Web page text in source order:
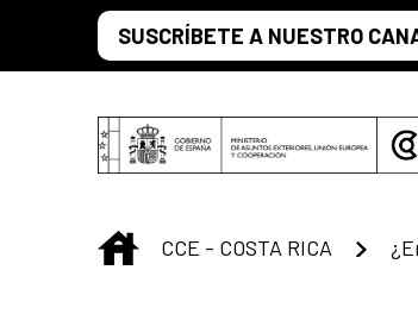
Saltar al contenido principal
SUSCRÍBETE A NUESTRO
INICIO
CCE - COSTA RICA